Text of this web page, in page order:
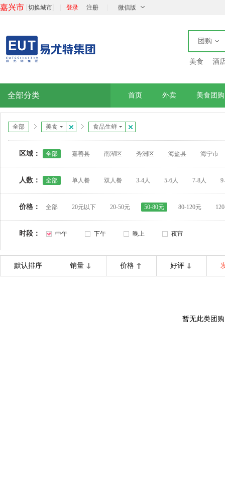
嘉兴市 切换城市 登录 注册 微信版
团购
美食 酒
全部分类 首页 外卖 美食团购
全部 美食 食品生鲜
区域： 全部 嘉善县 南湖区 秀洲区 海盐县 海宁市
人数： 全部 单人餐 双人餐 3-4人 5-6人 7-8人
价格： 全部 20元以下 20-50元 50-80元 80-120元
时段： 中午 下午 晚上 夜宵
默认排序 销量 价格 好评
暂无此类团